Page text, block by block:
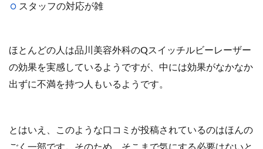
スタッフの対応が雑
ほとんどの人は品川美容外科のQスイッチルビーレーザー
の効果を実感しているようですが、中には効果がなかなか
出ずに不満を持つ人もいるようです。
とはいえ、このような口コミが投稿されているのはほんの